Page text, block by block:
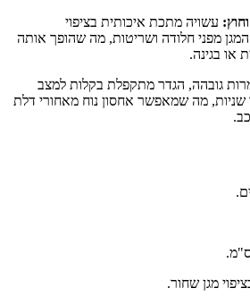
עשויה מתכת איכותית בציפוי
מפני חלודה ושריטות, מה שהופך אותה
או בגינה.
גובהה, הגדר מתקפלת בקלות למצב
שניות, מה שמאפשר אחסון נוח מאחורי דלת
מגן שחור.